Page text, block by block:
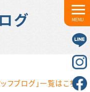
MENU
グ
ッフブログ」一覧はこちら